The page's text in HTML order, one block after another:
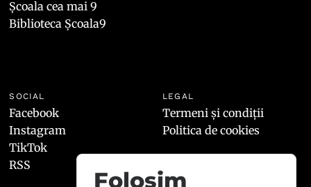
Școala cea mai 9
Biblioteca Școala9
SOCIAL
Facebook
Instagram
TikTok
RSS
LEGAL
Termeni și condiții
Politica de cookies
Folosim